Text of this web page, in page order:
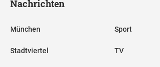
Nachrichten
München
Stadtviertel
Sport
TV